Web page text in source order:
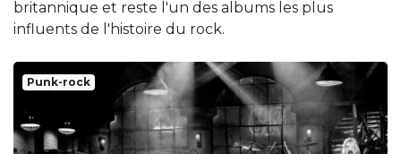
britannique et reste l'un des albums les plus
influents de l'histoire du rock.
Punk-rock